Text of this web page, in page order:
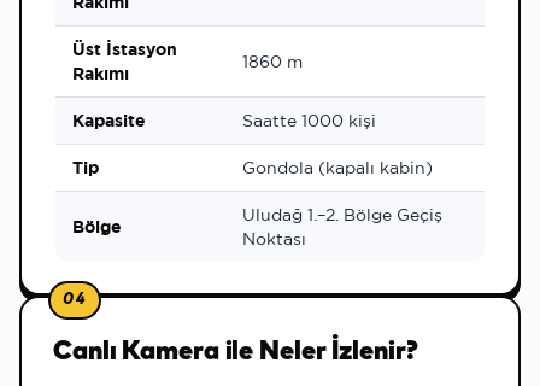
Üst İstasyon
Rakımı
1860 m
Kapasite Saatte 1000 kişi
Tip Gondola (kapalı kabin)
Bölge
Uludağ 1.–2. Bölge Geçiş
Noktası
04
Canlı Kamera ile Neler İzlenir?